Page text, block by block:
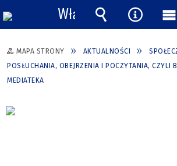
MAPA STRONY AKTUALNOŚCI
POSŁUCHANIA, OBEJRZENIA I POCZYTANIA, CZYLI
MEDIATEKA
Włącz
powiadomienia
Wyszukiwarka